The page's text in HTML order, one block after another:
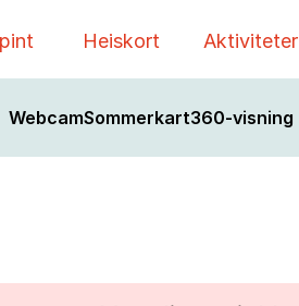
Heiskort Aktiviteter
WebcamSommerkart360-visning